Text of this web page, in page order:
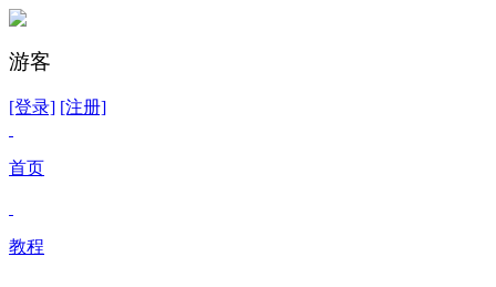
游客
[登录] [注册]
首页
教程